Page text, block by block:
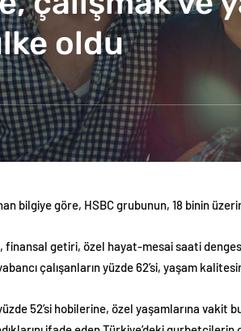
oldu
bilgiye göre, HSBC grubunun, 18 binin
getiri, özel hayat-mesai saati
çalışanların yüzde 62’si, yaşam
52’si hobilerine, özel yaşamlarına